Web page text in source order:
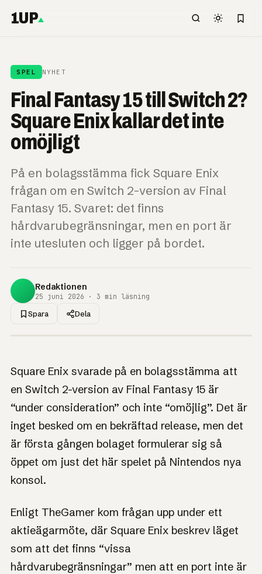
1UP
SPEL NYHET
Final Fantasy 15 till Switch 2?
Square Enix kallar det inte
omöjligt
På en bolagsstämma fick Square Enix
frågan om en Switch 2-version av Final
Fantasy 15. Svaret: det finns
hårdvarubegränsningar, men en port är
inte utesluten och ligger på bordet.
Redaktionen
25 juni 2026 · 3 min läsning
Spara Dela
Final Fantasy 15 till
Switch 2? Square
Enix kallar det inte
omöjligt
Inte ett löfte, men inte heller ett nej: Square Enix håller
dörren öppen för FF15 på Switch 2.
Square Enix svarade på en bolagsstämma att
en Switch 2-version av Final Fantasy 15 är
“under consideration” och inte “omöjlig”. Det är
inget besked om en bekräftad release, men det
är första gången bolaget formulerar sig så
öppet om just det här spelet på Nintendos nya
konsol.
Enligt TheGamer kom frågan upp under ett
aktieägarmöte, där Square Enix beskrev läget
som att det finns “vissa
hårdvarubegränsningar” men att en port inte är